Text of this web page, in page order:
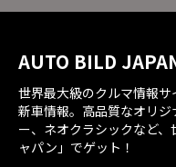
AUTO BILD
世界最大級のクルマ情報
新車情報。高品質なオリ
ー、ネオクラシックなど
ャパン」でゲット！